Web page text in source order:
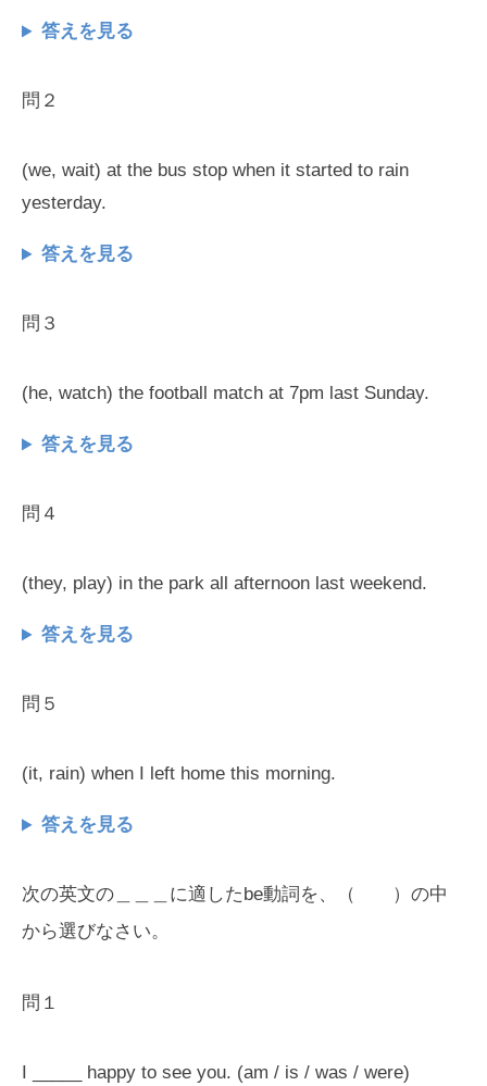
答えを見る
問２
(we, wait) at the bus stop when it started to rain
yesterday.
答えを見る
問３
(he, watch) the football match at 7pm last Sunday.
答えを見る
問４
(they, play) in the park all afternoon last weekend.
答えを見る
問５
(it, rain) when I left home this morning.
答えを見る
次の英文の＿＿＿に適したbe動詞を、（ ）の中
から選びなさい。
問１
I _____ happy to see you. (am / is / was / were)